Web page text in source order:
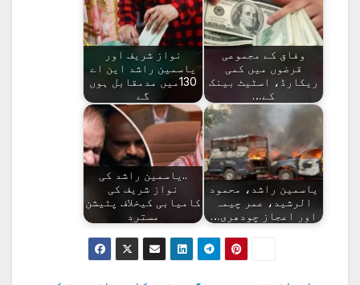
وفاق کے مجموعی
قرضوں میں کمی
ریکارڈ، اسٹیٹ بینک
کے…
نواز شریف اور
یاسمین راشد این اے
130میں مدمقابل ہوں
گے
یاسمین راشد، محمود
الرشید، عمر چیمہ
اور اعجاز چودھری…
..یاسمین راشد کی
نواز شریف کی
کامیابی کیخلاف پٹیشن
مسترد